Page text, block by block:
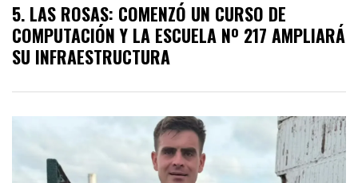
LAS ROSAS: COMENZÓ UN CURSO DE
COMPUTACIÓN Y LA ESCUELA Nº 217 AMPLIARÁ
SU INFRAESTRUCTURA